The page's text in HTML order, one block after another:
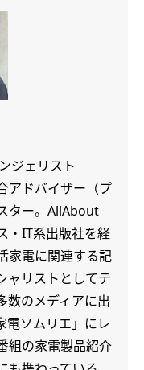
ジェリスト
アドバイザー（プ
ター。AllAbout
・IT系出版社を経
家電に関連する記
ャリストとしてテ
数のメディアに出
電ソムリエ」にレ
組の家電製品紹介